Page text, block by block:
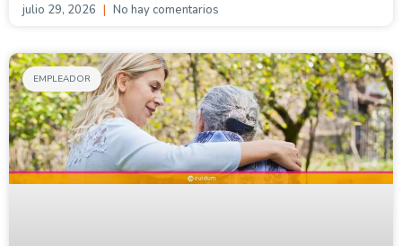
julio 29, 2026 No hay comentarios
EMPLEADOR